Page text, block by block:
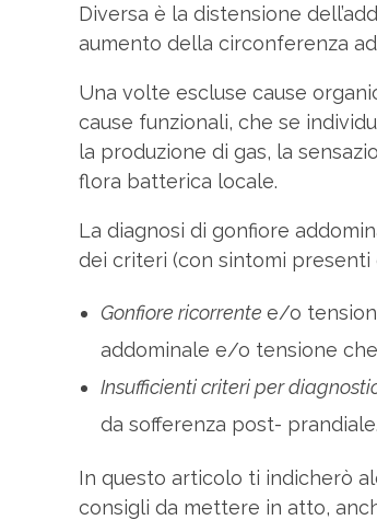
Diversa è la distensione
aumento della circonferenza
Una volte escluse cause
cause funzionali, che se
la produzione di gas, la
flora batterica locale.
La diagnosi di gonfiore
dei criteri (con sintomi presenti
Gonfiore ricorrente e/o
addominale e/o tensione
Insufficienti criteri per
da sofferenza post- prandiale.
In questo articolo ti indicherò
consigli da mettere in atto,